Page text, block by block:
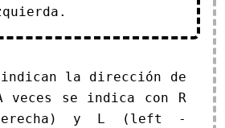
la dirección de
veces se indica con R
y L (left -